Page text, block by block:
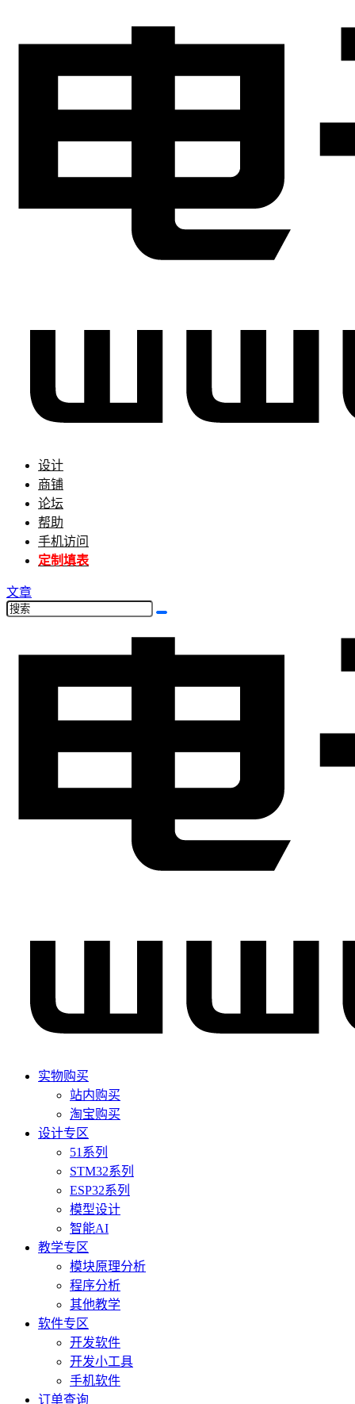
设计
商铺
论坛
帮助
手机访问
定制填表
文章
实物购买
站内购买
淘宝购买
设计专区
51系列
STM32系列
ESP32系列
模型设计
智能AI
教学专区
模块原理分析
程序分析
其他教学
软件专区
开发软件
开发小工具
手机软件
订单查询